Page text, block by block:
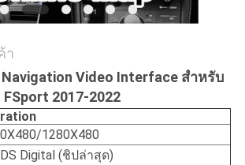
า
Video Interface สำหรับ
FSport 2017-2022
1280X480
Digital (ชิปล่าสุด)